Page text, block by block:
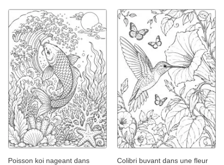
Poisson koi nageant dans
Colibri buvant dans une fleur